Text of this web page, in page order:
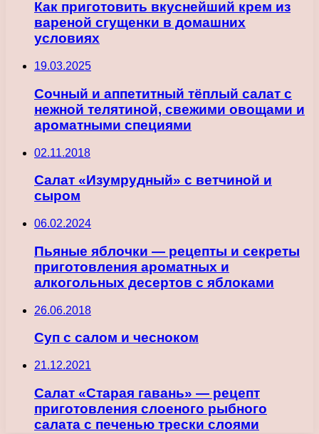
Как приготовить вкуснейший крем из
вареной сгущенки в домашних
условиях
19.03.2025
Сочный и аппетитный тёплый салат с
нежной телятиной, свежими овощами и
ароматными специями
02.11.2018
Салат «Изумрудный» с ветчиной и
сыром
06.02.2024
Пьяные яблочки — рецепты и секреты
приготовления ароматных и
алкогольных десертов с яблоками
26.06.2018
Суп с салом и чесноком
21.12.2021
Салат «Старая гавань» — рецепт
приготовления слоеного рыбного
салата с печенью трески слоями